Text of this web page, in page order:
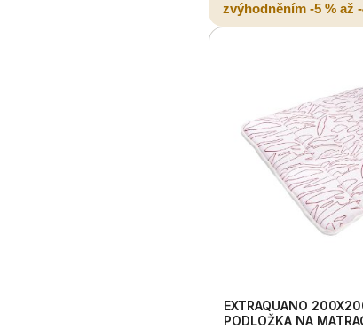
zvýhodněním -5 % až
EXTRAQUANO
PODLOŽKA NA